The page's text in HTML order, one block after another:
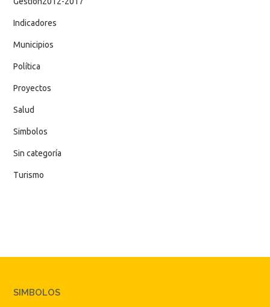
Indicadores
Municipios
Política
Proyectos
Salud
Simbolos
Sin categoría
Turismo
SIMBOLOS